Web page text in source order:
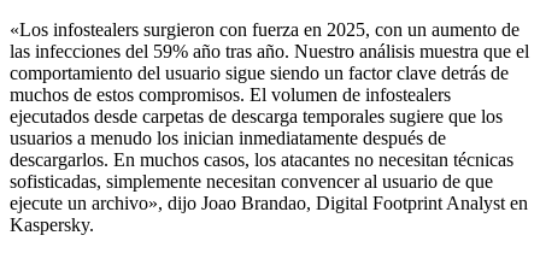
«Los infostealers surgieron con fuerza en 2025, con un aumento de
las infecciones del 59% año tras año. Nuestro análisis muestra que el
comportamiento del usuario sigue siendo un factor clave detrás de
muchos de estos compromisos. El volumen de infostealers
ejecutados desde carpetas de descarga temporales sugiere que los
usuarios a menudo los inician inmediatamente después de
descargarlos. En muchos casos, los atacantes no necesitan técnicas
sofisticadas, simplemente necesitan convencer al usuario de que
ejecute un archivo», dijo Joao Brandao, Digital Footprint Analyst en
Kaspersky.